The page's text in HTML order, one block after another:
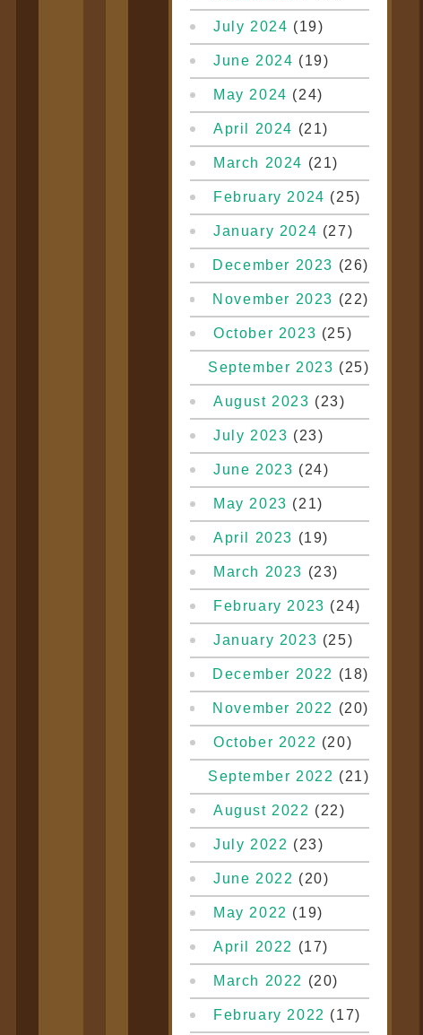
July 2024 (19)
June 2024 (19)
May 2024 (24)
April 2024 (21)
March 2024 (21)
February 2024 (25)
January 2024 (27)
December 2023 (26)
November 2023 (22)
October 2023 (25)
September 2023 (25)
August 2023 (23)
July 2023 (23)
June 2023 (24)
May 2023 (21)
April 2023 (19)
March 2023 (23)
February 2023 (24)
January 2023 (25)
December 2022 (18)
November 2022 (20)
October 2022 (20)
September 2022 (21)
August 2022 (22)
July 2022 (23)
June 2022 (20)
May 2022 (19)
April 2022 (17)
March 2022 (20)
February 2022 (17)